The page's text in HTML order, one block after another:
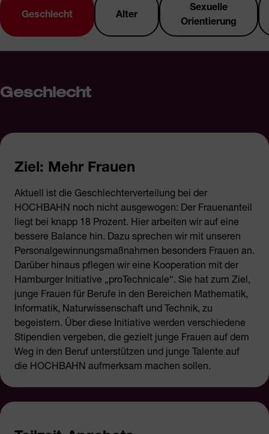
Geschlecht Alter
Sexuelle
Orientierung
Geschlecht
Ziel: Mehr Frauen
Aktuell ist die Geschlechterverteilung bei der
HOCHBAHN noch nicht ausgewogen: Der Frauenanteil
liegt bei knapp 18 Prozent. Hier arbeiten wir auf eine
bessere Balance hin. Dazu sprechen wir mit unseren
Personalgewinnungsmaßnahmen besonders Frauen an.
Darüber hinaus pflegen wir eine Kooperation mit der
Hamburger Initiative „proTechnicale“. Sie hat zum Ziel,
junge Frauen für Berufe in den Bereichen Mathematik,
Informatik, Naturwissenschaft und Technik, zu
begeistern. Über diese Initiative werden verschiedene
Stipendien vergeben, die gezielt junge Frauen auf dem
Weg in den Beruf unterstützen und junge Talente auf
die HOCHBAHN aufmerksam machen sollen.